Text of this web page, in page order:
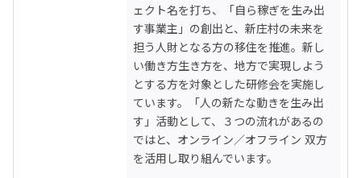
✪寺田 伊織（てらだ・いおり）
一般社団法人かさおか教育dmo 理事｜
合同会社dug研究所｜株式会社kakerux
｜みんなの自習室はくし 代表
➤笠岡市協力隊OB。趣味である市場め
ぐりで地方を巡っていると、年々衰退
していく様子を肌で感じ、地域おこし
に興味を持つ。自分の趣味である珍食
材・市場めぐりと、大学で学んできた
科学のスキルを活かして日本の地方を
ェクト名を打ち、「自ら稼ぎを生み出
す事業主」の創出と、新庄村の未来を
担う人財となる方の移住を推進。新し
い働き方生き方を、地方で実現しよう
とする方を対象とした研修会を実施し
ています。「人の新たな動きを生み出
す」活動として、３つの流れがあるの
ではと、オンライン／オフライン 双方
を活用し取り組んでいます。